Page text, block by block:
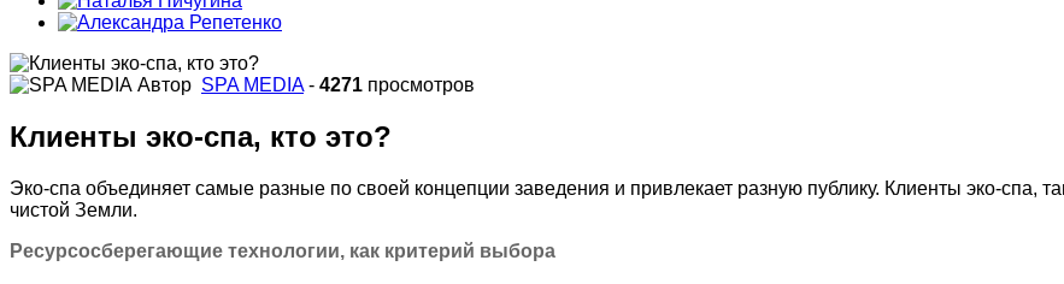
Автор SPA MEDIA - 4271 просмотров
Клиенты эко-спа, кто это?
Эко-спа объединяет самые разные по своей концепции заведения и привлекает разную публику. Клиенты эко-спа,
чистой Земли.
Ресурсосберегающие технологии, как критерий выбора